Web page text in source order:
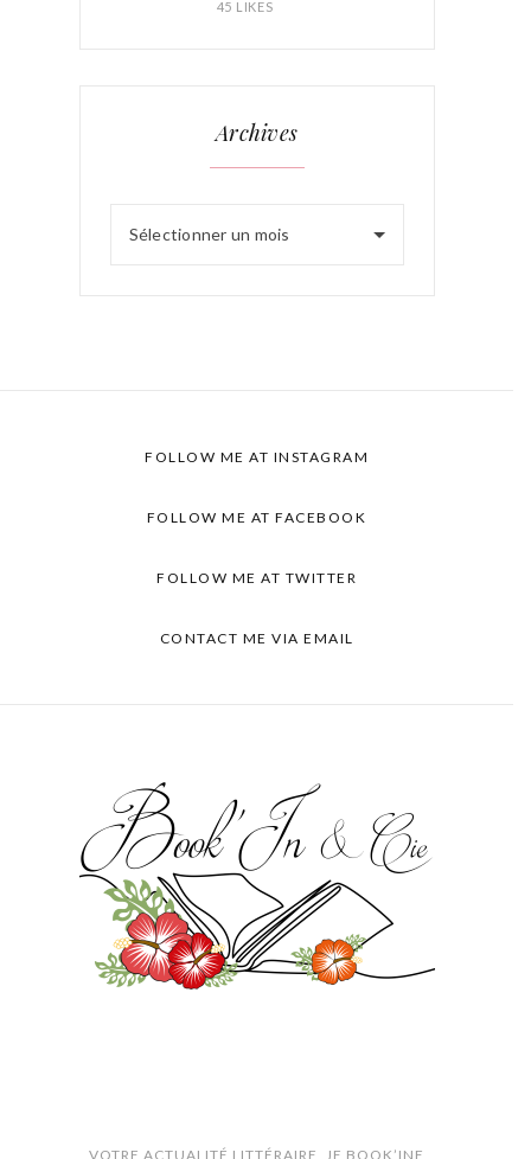
45 LIKES
Archives
Sélectionner un mois
FOLLOW ME AT INSTAGRAM
FOLLOW ME AT FACEBOOK
FOLLOW ME AT TWITTER
CONTACT ME VIA EMAIL
VOTRE ACTUALITÉ LITTÉRAIRE JE BOOK’INE